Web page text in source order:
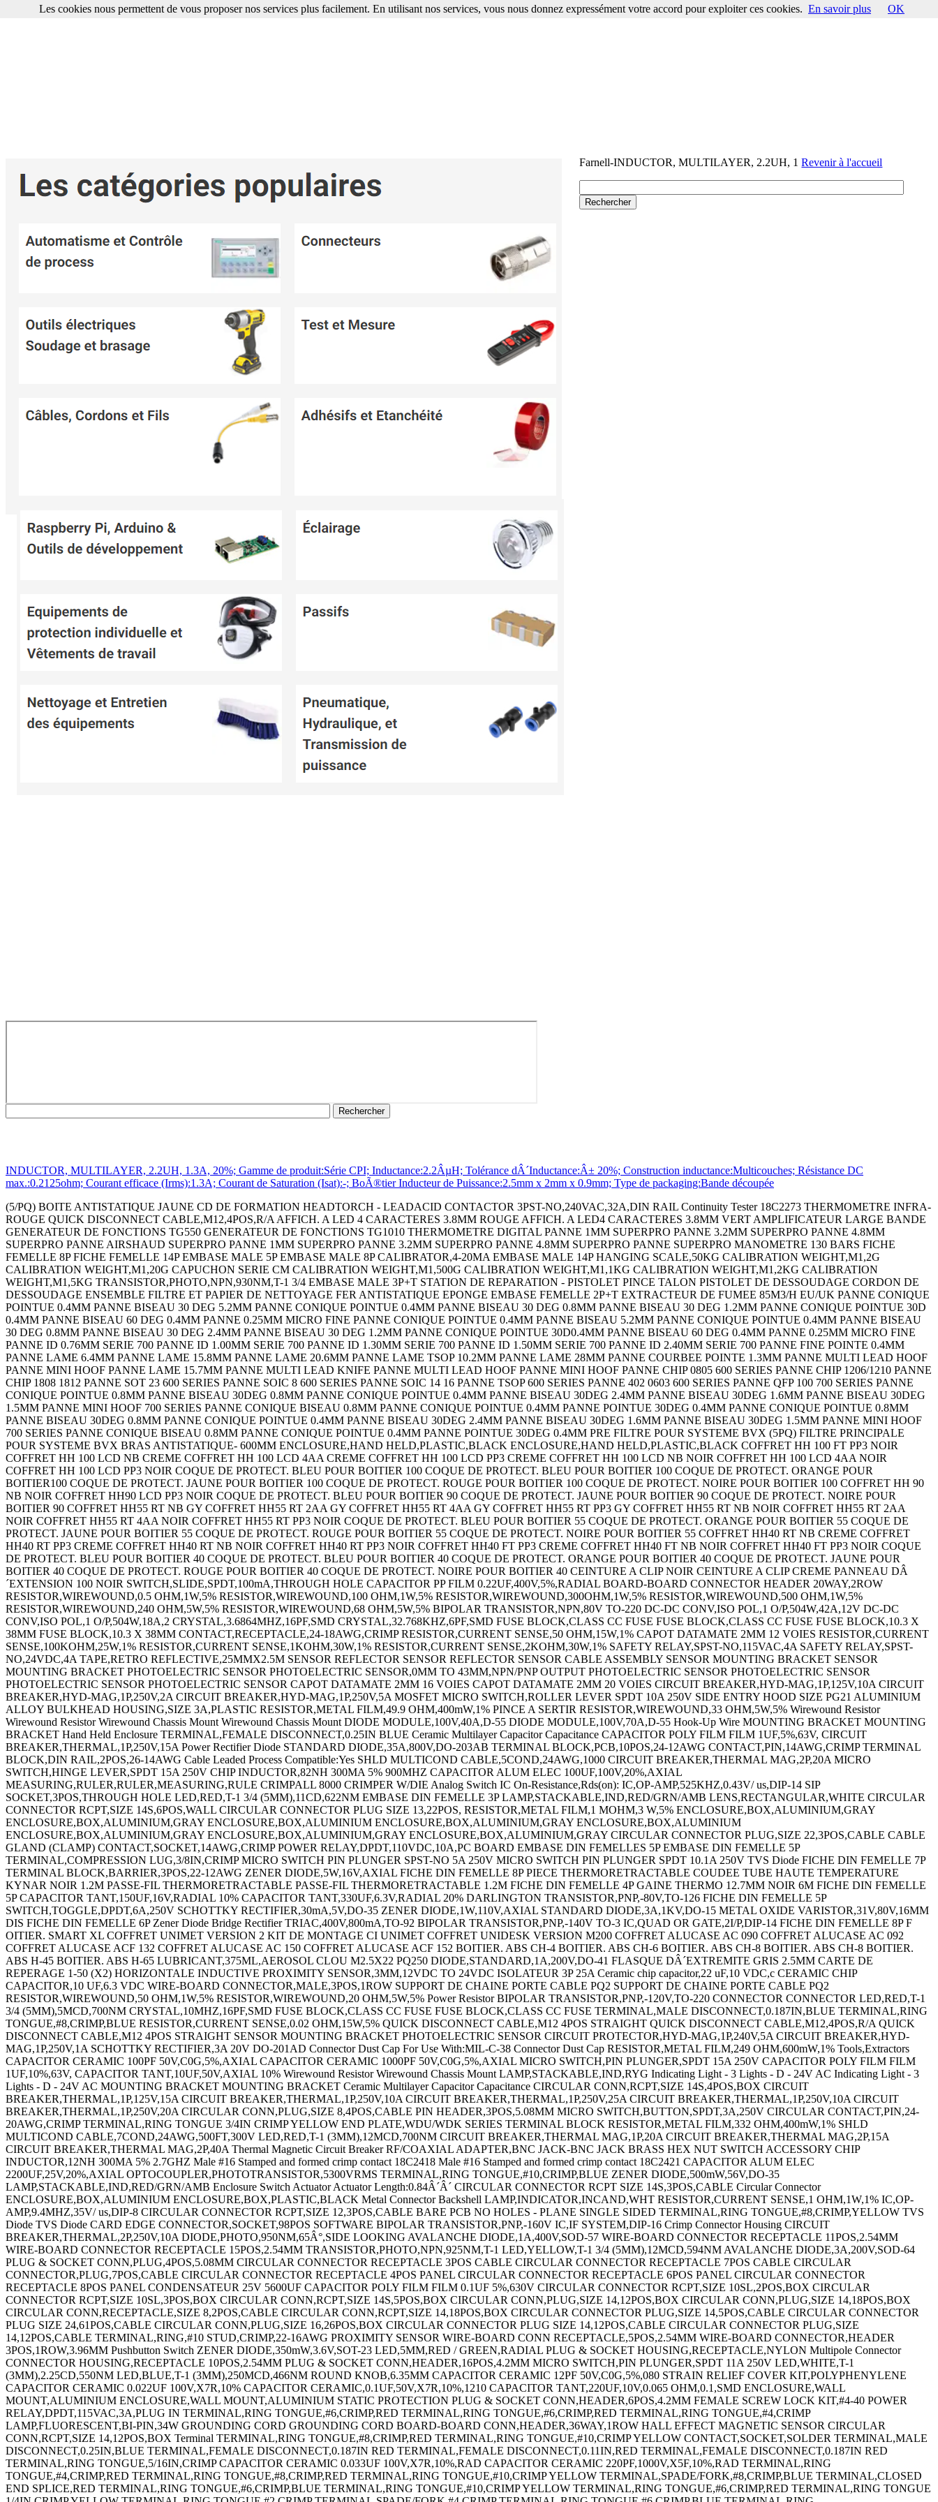
Farnell-INDUCTOR, MULTILAYER, 2.2UH, 1Revenir à l'accueil
INDUCTOR, MULTILAYER, 2.2UH, 1.3A, 20%; Gamme de produit:Série CPI; Inductance:2.2ÂµH; Tolérance dÂ´Inductance:Â± 20%; Construction inductance:Multicouches; Résistance DC
max.:0.2125ohm; Courant efficace (Irms):1.3A; Courant de Saturation (Isat):-; BoÃ®tier Inducteur de Puissance:2.5mm x 2mm x 0.9mm; Type de packaging:Bande découpée
(5/PQ) BOITE ANTISTATIQUE JAUNE CD DE FORMATION HEADTORCH - LEADACID CONTACTOR 3PST-NO,240VAC,32A,DIN RAIL Continuity Tester 18C2273 THERMOMETRE INFRA-
ROUGE QUICK DISCONNECT CABLE,M12,4POS,R/A AFFICH. A LED 4 CARACTERES 3.8MM ROUGE AFFICH. A LED4 CARACTERES 3.8MM VERT AMPLIFICATEUR LARGE BANDE
GENERATEUR DE FONCTIONS TG550 GENERATEUR DE FONCTIONS TG1010 THERMOMETRE DIGITAL PANNE 1MM SUPERPRO PANNE 3.2MM SUPERPRO PANNE 4.8MM
SUPERPRO PANNE AIRSHAUD SUPERPRO PANNE 1MM SUPERPRO PANNE 3.2MM SUPERPRO PANNE 4.8MM SUPERPRO PANNE SUPERPRO MANOMETRE 130 BARS FICHE
FEMELLE 8P FICHE FEMELLE 14P EMBASE MALE 5P EMBASE MALE 8P CALIBRATOR,4-20MA EMBASE MALE 14P HANGING SCALE,50KG CALIBRATION WEIGHT,M1,2G
CALIBRATION WEIGHT,M1,20G CAPUCHON SERIE CM CALIBRATION WEIGHT,M1,500G CALIBRATION WEIGHT,M1,1KG CALIBRATION WEIGHT,M1,2KG CALIBRATION
WEIGHT,M1,5KG TRANSISTOR,PHOTO,NPN,930NM,T-1 3/4 EMBASE MALE 3P+T STATION DE REPARATION - PISTOLET PINCE TALON PISTOLET DE DESSOUDAGE CORDON DE
DESSOUDAGE ENSEMBLE FILTRE ET PAPIER DE NETTOYAGE FER ANTISTATIQUE EPONGE EMBASE FEMELLE 2P+T EXTRACTEUR DE FUMEE 85M3/H EU/UK PANNE CONIQUE
POINTUE 0.4MM PANNE BISEAU 30 DEG 5.2MM PANNE CONIQUE POINTUE 0.4MM PANNE BISEAU 30 DEG 0.8MM PANNE BISEAU 30 DEG 1.2MM PANNE CONIQUE POINTUE 30D
0.4MM PANNE BISEAU 60 DEG 0.4MM PANNE 0.25MM MICRO FINE PANNE CONIQUE POINTUE 0.4MM PANNE BISEAU 5.2MM PANNE CONIQUE POINTUE 0.4MM PANNE BISEAU
30 DEG 0.8MM PANNE BISEAU 30 DEG 2.4MM PANNE BISEAU 30 DEG 1.2MM PANNE CONIQUE POINTUE 30D0.4MM PANNE BISEAU 60 DEG 0.4MM PANNE 0.25MM MICRO FINE
PANNE ID 0.76MM SERIE 700 PANNE ID 1.00MM SERIE 700 PANNE ID 1.30MM SERIE 700 PANNE ID 1.50MM SERIE 700 PANNE ID 2.40MM SERIE 700 PANNE FINE POINTE 0.4MM
PANNE LAME 6.4MM PANNE LAME 15.8MM PANNE LAME 20.6MM PANNE LAME TSOP 10.2MM PANNE LAME 28MM PANNE COURBEE POINTE 1.3MM PANNE MULTI LEAD HOOF
PANNE MINI HOOF PANNE LAME 15.7MM PANNE MULTI LEAD KNIFE PANNE MULTI LEAD HOOF PANNE MINI HOOF PANNE CHIP 0805 600 SERIES PANNE CHIP 1206/1210 PANNE
CHIP 1808 1812 PANNE SOT 23 600 SERIES PANNE SOIC 8 600 SERIES PANNE SOIC 14 16 PANNE TSOP 600 SERIES PANNE 402 0603 600 SERIES PANNE QFP 100 700 SERIES PANNE
CONIQUE POINTUE 0.8MM PANNE BISEAU 30DEG 0.8MM PANNE CONIQUE POINTUE 0.4MM PANNE BISEAU 30DEG 2.4MM PANNE BISEAU 30DEG 1.6MM PANNE BISEAU 30DEG
1.5MM PANNE MINI HOOF 700 SERIES PANNE CONIQUE BISEAU 0.8MM PANNE CONIQUE POINTUE 0.4MM PANNE POINTUE 30DEG 0.4MM PANNE CONIQUE POINTUE 0.8MM
PANNE BISEAU 30DEG 0.8MM PANNE CONIQUE POINTUE 0.4MM PANNE BISEAU 30DEG 2.4MM PANNE BISEAU 30DEG 1.6MM PANNE BISEAU 30DEG 1.5MM PANNE MINI HOOF
700 SERIES PANNE CONIQUE BISEAU 0.8MM PANNE CONIQUE POINTUE 0.4MM PANNE POINTUE 30DEG 0.4MM PRE FILTRE POUR SYSTEME BVX (5PQ) FILTRE PRINCIPALE
POUR SYSTEME BVX BRAS ANTISTATIQUE- 600MM ENCLOSURE,HAND HELD,PLASTIC,BLACK ENCLOSURE,HAND HELD,PLASTIC,BLACK COFFRET HH 100 FT PP3 NOIR
COFFRET HH 100 LCD NB CREME COFFRET HH 100 LCD 4AA CREME COFFRET HH 100 LCD PP3 CREME COFFRET HH 100 LCD NB NOIR COFFRET HH 100 LCD 4AA NOIR
COFFRET HH 100 LCD PP3 NOIR COQUE DE PROTECT. BLEU POUR BOITIER 100 COQUE DE PROTECT. BLEU POUR BOITIER 100 COQUE DE PROTECT. ORANGE POUR
BOITIER100 COQUE DE PROTECT. JAUNE POUR BOITIER 100 COQUE DE PROTECT. ROUGE POUR BOITIER 100 COQUE DE PROTECT. NOIRE POUR BOITIER 100 COFFRET HH 90
NB NOIR COFFRET HH90 LCD PP3 NOIR COQUE DE PROTECT. BLEU POUR BOITIER 90 COQUE DE PROTECT. JAUNE POUR BOITIER 90 COQUE DE PROTECT. NOIRE POUR
BOITIER 90 COFFRET HH55 RT NB GY COFFRET HH55 RT 2AA GY COFFRET HH55 RT 4AA GY COFFRET HH55 RT PP3 GY COFFRET HH55 RT NB NOIR COFFRET HH55 RT 2AA
NOIR COFFRET HH55 RT 4AA NOIR COFFRET HH55 RT PP3 NOIR COQUE DE PROTECT. BLEU POUR BOITIER 55 COQUE DE PROTECT. ORANGE POUR BOITIER 55 COQUE DE
PROTECT. JAUNE POUR BOITIER 55 COQUE DE PROTECT. ROUGE POUR BOITIER 55 COQUE DE PROTECT. NOIRE POUR BOITIER 55 COFFRET HH40 RT NB CREME COFFRET
HH40 RT PP3 CREME COFFRET HH40 RT NB NOIR COFFRET HH40 RT PP3 NOIR COFFRET HH40 FT PP3 CREME COFFRET HH40 FT NB NOIR COFFRET HH40 FT PP3 NOIR COQUE
DE PROTECT. BLEU POUR BOITIER 40 COQUE DE PROTECT. BLEU POUR BOITIER 40 COQUE DE PROTECT. ORANGE POUR BOITIER 40 COQUE DE PROTECT. JAUNE POUR
BOITIER 40 COQUE DE PROTECT. ROUGE POUR BOITIER 40 COQUE DE PROTECT. NOIRE POUR BOITIER 40 CEINTURE A CLIP NOIR CEINTURE A CLIP CREME PANNEAU DÂ
´EXTENSION 100 NOIR SWITCH,SLIDE,SPDT,100mA,THROUGH HOLE CAPACITOR PP FILM 0.22UF,400V,5%,RADIAL BOARD-BOARD CONNECTOR HEADER 20WAY,2ROW
RESISTOR,WIREWOUND,0.5 OHM,1W,5% RESISTOR,WIREWOUND,100 OHM,1W,5% RESISTOR,WIREWOUND,300OHM,1W,5% RESISTOR,WIREWOUND,500 OHM,1W,5%
RESISTOR,WIREWOUND,240 OHM,5W,5% RESISTOR,WIREWOUND,68 OHM,5W,5% BIPOLAR TRANSISTOR,NPN,80V TO-220 DC-DC CONV,ISO POL,1 O/P,504W,42A,12V DC-DC
CONV,ISO POL,1 O/P,504W,18A,2 CRYSTAL,3.6864MHZ,16PF,SMD CRYSTAL,32.768KHZ,6PF,SMD FUSE BLOCK,CLASS CC FUSE FUSE BLOCK,CLASS CC FUSE FUSE BLOCK,10.3 X
38MM FUSE BLOCK,10.3 X 38MM CONTACT,RECEPTACLE,24-18AWG,CRIMP RESISTOR,CURRENT SENSE,50 OHM,15W,1% CAPOT DATAMATE 2MM 12 VOIES RESISTOR,CURRENT
SENSE,100KOHM,25W,1% RESISTOR,CURRENT SENSE,1KOHM,30W,1% RESISTOR,CURRENT SENSE,2KOHM,30W,1% SAFETY RELAY,SPST-NO,115VAC,4A SAFETY RELAY,SPST-
NO,24VDC,4A TAPE,RETRO REFLECTIVE,25MMX2.5M SENSOR REFLECTOR SENSOR REFLECTOR SENSOR CABLE ASSEMBLY SENSOR MOUNTING BRACKET SENSOR
MOUNTING BRACKET PHOTOELECTRIC SENSOR PHOTOELECTRIC SENSOR,0MM TO 43MM,NPN/PNP OUTPUT PHOTOELECTRIC SENSOR PHOTOELECTRIC SENSOR
PHOTOELECTRIC SENSOR PHOTOELECTRIC SENSOR CAPOT DATAMATE 2MM 16 VOIES CAPOT DATAMATE 2MM 20 VOIES CIRCUIT BREAKER,HYD-MAG,1P,125V,10A CIRCUIT
BREAKER,HYD-MAG,1P,250V,2A CIRCUIT BREAKER,HYD-MAG,1P,250V,5A MOSFET MICRO SWITCH,ROLLER LEVER SPDT 10A 250V SIDE ENTRY HOOD SIZE PG21 ALUMINIUM
ALLOY BULKHEAD HOUSING,SIZE 3A,PLASTIC RESISTOR,METAL FILM,49.9 OHM,400mW,1% PINCE A SERTIR RESISTOR,WIREWOUND,33 OHM,5W,5% Wirewound Resistor
Wirewound Resistor Wirewound Chassis Mount Wirewound Chassis Mount DIODE MODULE,100V,40A,D-55 DIODE MODULE,100V,70A,D-55 Hook-Up Wire MOUNTING BRACKET MOUNTING
BRACKET Hand Held Enclosure TERMINAL,FEMALE DISCONNECT,0.25IN BLUE Ceramic Multilayer Capacitor Capacitance CAPACITOR POLY FILM FILM 1UF,5%,63V, CIRCUIT
BREAKER,THERMAL,1P,250V,15A Power Rectifier Diode STANDARD DIODE,35A,800V,DO-203AB TERMINAL BLOCK,PCB,10POS,24-12AWG CONTACT,PIN,14AWG,CRIMP TERMINAL
BLOCK,DIN RAIL,2POS,26-14AWG Cable Leaded Process Compatible:Yes SHLD MULTICOND CABLE,5COND,24AWG,1000 CIRCUIT BREAKER,THERMAL MAG,2P,20A MICRO
SWITCH,HINGE LEVER,SPDT 15A 250V CHIP INDUCTOR,82NH 300MA 5% 900MHZ CAPACITOR ALUM ELEC 100UF,100V,20%,AXIAL
MEASURING,RULER,RULER,MEASURING,RULE CRIMPALL 8000 CRIMPER W/DIE Analog Switch IC On-Resistance,Rds(on): IC,OP-AMP,525KHZ,0.43V/ us,DIP-14 SIP
SOCKET,3POS,THROUGH HOLE LED,RED,T-1 3/4 (5MM),11CD,622NM EMBASE DIN FEMELLE 3P LAMP,STACKABLE,IND,RED/GRN/AMB LENS,RECTANGULAR,WHITE CIRCULAR
CONNECTOR RCPT,SIZE 14S,6POS,WALL CIRCULAR CONNECTOR PLUG SIZE 13,22POS, RESISTOR,METAL FILM,1 MOHM,3 W,5% ENCLOSURE,BOX,ALUMINIUM,GRAY
ENCLOSURE,BOX,ALUMINIUM,GRAY ENCLOSURE,BOX,ALUMINIUM ENCLOSURE,BOX,ALUMINIUM,GRAY ENCLOSURE,BOX,ALUMINIUM
ENCLOSURE,BOX,ALUMINIUM,GRAY ENCLOSURE,BOX,ALUMINIUM,GRAY ENCLOSURE,BOX,ALUMINIUM,GRAY CIRCULAR CONNECTOR PLUG,SIZE 22,3POS,CABLE CABLE
GLAND (CLAMP) CONTACT,SOCKET,14AWG,CRIMP POWER RELAY,DPDT,110VDC,10A,PC BOARD EMBASE DIN FEMELLES 5P EMBASE DIN FEMELLE 5P
TERMINAL,COMPRESSION LUG,3/8IN,CRIMP MICRO SWITCH PIN PLUNGER SPST-NO 5A 250V MICRO SWITCH PIN PLUNGER SPDT 10.1A 250V TVS Diode FICHE DIN FEMELLE 7P
TERMINAL BLOCK,BARRIER,3POS,22-12AWG ZENER DIODE,5W,16V,AXIAL FICHE DIN FEMELLE 8P PIECE THERMORETRACTABLE COUDEE TUBE HAUTE TEMPERATURE
KYNAR NOIR 1.2M PASSE-FIL THERMORETRACTABLE PASSE-FIL THERMORETRACTABLE 1.2M FICHE DIN FEMELLE 4P GAINE THERMO 12.7MM NOIR 6M FICHE DIN FEMELLE
5P CAPACITOR TANT,150UF,16V,RADIAL 10% CAPACITOR TANT,330UF,6.3V,RADIAL 20% DARLINGTON TRANSISTOR,PNP,-80V,TO-126 FICHE DIN FEMELLE 5P
SWITCH,TOGGLE,DPDT,6A,250V SCHOTTKY RECTIFIER,30mA,5V,DO-35 ZENER DIODE,1W,110V,AXIAL STANDARD DIODE,3A,1KV,DO-15 METAL OXIDE VARISTOR,31V,80V,16MM
DIS FICHE DIN FEMELLE 6P Zener Diode Bridge Rectifier TRIAC,400V,800mA,TO-92 BIPOLAR TRANSISTOR,PNP,-140V TO-3 IC,QUAD OR GATE,2I/P,DIP-14 FICHE DIN FEMELLE 8P F
OITIER. SMART XL COFFRET UNIMET VERSION 2 KIT DE MONTAGE CI UNIMET COFFRET UNIDESK VERSION M200 COFFRET ALUCASE AC 090 COFFRET ALUCASE AC 092
COFFRET ALUCASE ACF 132 COFFRET ALUCASE AC 150 COFFRET ALUCASE ACF 152 BOITIER. ABS CH-4 BOITIER. ABS CH-6 BOITIER. ABS CH-8 BOITIER. ABS CH-8 BOITIER.
ABS H-45 BOITIER. ABS H-65 LUBRICANT,375ML,AEROSOL CLOU M2.5X22 PQ250 DIODE,STANDARD,1A,200V,DO-41 FLASQUE DÂ´EXTREMITE GRIS 2.5MM CARTE DE
REPERAGE 1-50 (X2) HORIZONTALE INDUCTIVE PROXIMITY SENSOR,3MM,12VDC TO 24VDC ISOLATEUR 3P 25A Ceramic chip capacitor,22 uF,10 VDC,c CERAMIC CHIP
CAPACITOR,10 UF,6.3 VDC WIRE-BOARD CONNECTOR,MALE,3POS,1ROW SUPPORT DE CHAINE PORTE CABLE PQ2 SUPPORT DE CHAINE PORTE CABLE PQ2
RESISTOR,WIREWOUND,50 OHM,1W,5% RESISTOR,WIREWOUND,20 OHM,5W,5% Power Resistor BIPOLAR TRANSISTOR,PNP,-120V,TO-220 CONNECTOR CONNECTOR LED,RED,T-1
3/4 (5MM),5MCD,700NM CRYSTAL,10MHZ,16PF,SMD FUSE BLOCK,CLASS CC FUSE FUSE BLOCK,CLASS CC FUSE TERMINAL,MALE DISCONNECT,0.187IN,BLUE TERMINAL,RING
TONGUE,#8,CRIMP,BLUE RESISTOR,CURRENT SENSE,0.02 OHM,15W,5% QUICK DISCONNECT CABLE,M12 4POS STRAIGHT QUICK DISCONNECT CABLE,M12,4POS,R/A QUICK
DISCONNECT CABLE,M12 4POS STRAIGHT SENSOR MOUNTING BRACKET PHOTOELECTRIC SENSOR CIRCUIT PROTECTOR,HYD-MAG,1P,240V,5A CIRCUIT BREAKER,HYD-
MAG,1P,250V,1A SCHOTTKY RECTIFIER,3A 20V DO-201AD Connector Dust Cap For Use With:MIL-C-38 Connector Dust Cap RESISTOR,METAL FILM,249 OHM,600mW,1% Tools,Extractors CAPACITOR CERAMIC 100PF 50V,C0G,5%,AXIAL CAPACITOR CERAMIC 1000PF 50V,C0G,5%,AXIAL MICRO SWITCH,PIN PLUNGER,SPDT 15A 250V CAPACITOR POLY FILM FILM 1UF,10%,63V, CAPACITOR TANT,10UF,50V,AXIAL 10% Wirewound Resistor Wirewound Chassis Mount LAMP,STACKABLE,IND,RYG Indicating Light - 3 Lights - D - 24V AC Indicating Light - 3 Lights - D - 24V AC MOUNTING BRACKET MOUNTING BRACKET Ceramic Multilayer Capacitor Capacitance CIRCULAR CONN,RCPT,SIZE 14S,4POS,BOX CIRCUIT BREAKER,THERMAL,1P,125V,15A CIRCUIT BREAKER,THERMAL,1P,250V,10A CIRCUIT BREAKER,THERMAL,1P,250V,25A CIRCUIT BREAKER,THERMAL,1P,250V,10A CIRCUIT BREAKER,THERMAL,1P,250V,20A CIRCULAR CONN,PLUG,SIZE 8,4POS,CABLE PIN HEADER,3POS,5.08MM MICRO SWITCH,BUTTON,SPDT,3A,250V CIRCULAR CONTACT,PIN,24-20AWG,CRIMP TERMINAL,RING TONGUE 3/4IN CRIMP YELLOW END PLATE,WDU/WDK SERIES TERMINAL BLOCK RESISTOR,METAL FILM,332 OHM,400mW,1% SHLD MULTICOND CABLE,7COND,24AWG,500FT,300V LED,RED,T-1 (3MM),12MCD,700NM CIRCUIT BREAKER,THERMAL MAG,1P,20A CIRCUIT BREAKER,THERMAL MAG,2P,15A CIRCUIT BREAKER,THERMAL MAG,2P,40A Thermal Magnetic Circuit Breaker RF/COAXIAL ADAPTER,BNC JACK-BNC JACK BRASS HEX NUT SWITCH ACCESSORY CHIP INDUCTOR,12NH 300MA 5% 2.7GHZ Male #16 Stamped and formed crimp contact 18C2418 Male #16 Stamped and formed crimp contact 18C2421 CAPACITOR ALUM ELEC 2200UF,25V,20%,AXIAL OPTOCOUPLER,PHOTOTRANSISTOR,5300VRMS TERMINAL,RING TONGUE,#10,CRIMP,BLUE ZENER DIODE,500mW,56V,DO-35 LAMP,STACKABLE,IND,RED/GRN/AMB Enclosure Switch Actuator Actuator Length:0.84Â´Â´ CIRCULAR CONNECTOR RCPT SIZE 14S,3POS,CABLE Circular Connector ENCLOSURE,BOX,ALUMINIUM ENCLOSURE,BOX,PLASTIC,BLACK Metal Connector Backshell LAMP,INDICATOR,INCAND,WHT RESISTOR,CURRENT SENSE,1 OHM,1W,1% IC,OP-AMP,9.4MHZ,35V/ us,DIP-8 CIRCULAR CONNECTOR RCPT,SIZE 12,3POS,CABLE BARE PCB NO HOLES - PLANE SINGLE SIDED TERMINAL,RING TONGUE,#8,CRIMP,YELLOW TVS Diode TVS Diode CARD EDGE CONNECTOR,SOCKET,98POS SOFTWARE BIPOLAR TRANSISTOR,PNP,-160V IC,IF SYSTEM,DIP-16 Crimp Connector Housing CIRCUIT BREAKER,THERMAL,2P,250V,10A DIODE,PHOTO,950NM,65Â°,SIDE LOOKING AVALANCHE DIODE,1A,400V,SOD-57 WIRE-BOARD CONNECTOR RECEPTACLE 11POS,2.54MM WIRE-BOARD CONNECTOR RECEPTACLE 15POS,2.54MM TRANSISTOR,PHOTO,NPN,925NM,T-1 LED,YELLOW,T-1 3/4 (5MM),12MCD,594NM AVALANCHE DIODE,3A,200V,SOD-64 PLUG & SOCKET CONN,PLUG,4POS,5.08MM CIRCULAR CONNECTOR RECEPTACLE 3POS CABLE CIRCULAR CONNECTOR RECEPTACLE 7POS CABLE CIRCULAR CONNECTOR,PLUG,7POS,CABLE CIRCULAR CONNECTOR RECEPTACLE 4POS PANEL CIRCULAR CONNECTOR RECEPTACLE 6POS PANEL CIRCULAR CONNECTOR RECEPTACLE 8POS PANEL CONDENSATEUR 25V 5600UF CAPACITOR POLY FILM FILM 0.1UF 5%,630V CIRCULAR CONNECTOR RCPT,SIZE 10SL,2POS,BOX CIRCULAR CONNECTOR RCPT,SIZE 10SL,3POS,BOX CIRCULAR CONN,RCPT,SIZE 14S,5POS,BOX CIRCULAR CONN,PLUG,SIZE 14,12POS,BOX CIRCULAR CONN,PLUG,SIZE 14,18POS,BOX CIRCULAR CONN,RECEPTACLE,SIZE 8,2POS,CABLE CIRCULAR CONN,RCPT,SIZE 14,18POS,BOX CIRCULAR CONNECTOR PLUG,SIZE 14,5POS,CABLE CIRCULAR CONNECTOR PLUG SIZE 24,61POS,CABLE CIRCULAR CONN,PLUG,SIZE 16,26POS,BOX CIRCULAR CONNECTOR PLUG SIZE 14,12POS,CABLE CIRCULAR CONNECTOR PLUG,SIZE 14,12POS,CABLE TERMINAL,RING,#10 STUD,CRIMP,22-16AWG PROXIMITY SENSOR WIRE-BOARD CONN RECEPTACLE,5POS,2.54MM WIRE-BOARD CONNECTOR,HEADER 3POS,1ROW,3.96MM Pushbutton Switch ZENER DIODE,350mW,3.6V,SOT-23 LED,5MM,RED / GREEN,RADIAL PLUG & SOCKET HOUSING,RECEPTACLE,NYLON Multipole Connector CONNECTOR HOUSING,RECEPTACLE 10POS,2.54MM PLUG & SOCKET CONN,HEADER,16POS,4.2MM MICRO SWITCH,PIN PLUNGER,SPDT 11A 250V LED,WHITE,T-1 (3MM),2.25CD,550NM LED,BLUE,T-1 (3MM),250MCD,466NM ROUND KNOB,6.35MM CAPACITOR CERAMIC 12PF 50V,C0G,5%,080 STRAIN RELIEF COVER KIT,POLYPHENYLENE CAPACITOR CERAMIC 0.022UF 100V,X7R,10% CAPACITOR CERAMIC,0.1UF,50V,X7R,10%,1210 CAPACITOR TANT,220UF,10V,0.065 OHM,0.1,SMD ENCLOSURE,WALL MOUNT,ALUMINIUM ENCLOSURE,WALL MOUNT,ALUMINIUM STATIC PROTECTION PLUG & SOCKET CONN,HEADER,6POS,4.2MM FEMALE SCREW LOCK KIT,#4-40 POWER RELAY,DPDT,115VAC,3A,PLUG IN TERMINAL,RING TONGUE,#6,CRIMP,RED TERMINAL,RING TONGUE,#6,CRIMP,RED TERMINAL,RING TONGUE,#4,CRIMP LAMP,FLUORESCENT,BI-PIN,34W GROUNDING CORD GROUNDING CORD BOARD-BOARD CONN,HEADER,36WAY,1ROW HALL EFFECT MAGNETIC SENSOR CIRCULAR CONN,RCPT,SIZE 14,12POS,BOX Terminal TERMINAL,RING TONGUE,#8,CRIMP,RED TERMINAL,RING TONGUE,#10,CRIMP YELLOW CONTACT,SOCKET,SOLDER TERMINAL,MALE DISCONNECT,0.25IN,BLUE TERMINAL,FEMALE DISCONNECT,0.187IN RED TERMINAL,FEMALE DISCONNECT,0.11IN,RED TERMINAL,FEMALE DISCONNECT,0.187IN RED TERMINAL,RING TONGUE,5/16IN,CRIMP CAPACITOR CERAMIC 0.033UF 100V,X7R,10%,RAD CAPACITOR CERAMIC 220PF,1000V,X5F,10%,RAD TERMINAL,RING TONGUE,#4,CRIMP,RED TERMINAL,RING TONGUE,#8,CRIMP,RED TERMINAL,RING TONGUE,#10,CRIMP YELLOW TERMINAL,SPADE/FORK,#8,CRIMP,BLUE TERMINAL,CLOSED END SPLICE,RED TERMINAL,RING TONGUE,#6,CRIMP,BLUE TERMINAL,RING TONGUE,#10,CRIMP YELLOW TERMINAL,RING TONGUE,#6,CRIMP,RED TERMINAL,RING TONGUE 1/4IN CRIMP YELLOW TERMINAL,RING TONGUE,#2,CRIMP TERMINAL,SPADE/FORK,#4,CRIMP TERMINAL,RING TONGUE,#6,CRIMP,BLUE TERMINAL,RING TONGUE,#6,CRIMP,RED SWITCH,ROCKER,DPST,10A,250V,ORANGE CONTACT,SOCKET,30-26AWG,CRIMP CIRCULAR CONNECTOR,PLUG,7POS,CABLE RESISTOR,METAL FILM,3.32KOHM,600mW,1% RESISTOR,METAL FILM,51.1 OHM,600mW,1% RESISTOR,METAL FILM,75KOHM,600mW,1% RESISTOR,METAL FILM,7.5KOHM,600mW,1% Analog/Digital Converter IC Number of Bi IC,OP-AMP,2MHZ,15V/Âµs,SOIC-8 IC,AUDIO PWR AMP,CLASS AB 700mW MSOP-8 ENCLOSURE,WALL MOUNT POLYCARBONATE GRAY N CHANNEL MOSFET,400V,3A TO-205AF ENCLOSURES,ACCESSORIES TERMINAL,FEMALE DISCONNECT,0.187IN BLUE TACHOMETER CIRCULAR CONNECTOR PLUG SIZE 11,13POS,CABLE SWITCH,ROCKER,DPST,10A,250V,BLACK IR EMITTER,940NM,T-1 3/4,THROUGH HOLE TERMINAL BLOCK JUMPER,10WAY RESISTOR,METAL FILM,9.09KOHM,250mW,1% STRAIGHT KEY POWER RELAY,4PDT,24VDC,6A,PLUG IN KEYCAP ENCLOSURE MULTIPURPOSE POLYCARBONATE RED MICRO SW,SPRING PLUNGER,SPDT,25A 250V WIRE-BOARD CONNECTOR RECEPTACLE,7POS,2.54MM CONTACT,PIN,30-26AWG,CRIMP CIRCULAR CONTACT,PIN,18-14AWG,CRIMP CIRCULAR CONN,RCPT,SIZE 20,17POS,BOX CIRCULAR CONNECTOR PLUG SIZE 14S,5POS,CABLE CIRCULAR CONNECTOR PLUG SIZE 14S,3POS,CABLE CIRCULAR CONNECTOR PLUG,SIZE 16,3POS,CABLE CIRCULAR CONN,RCPT,SIZE 12,10POS,BOX CIRCULAR CONN,RCPT,SIZE 12,3POS,BOX CIRCULAR CONN,PLUG,SIZE 16,8POS,BOX CIRCULAR CONN,RCPT,SIZE 16,8POS,BOX CIRCULAR CONN,RCPT,SIZE 18,32POS,BOX CIRCULAR CONNECTOR PLUG,SIZE 12,3POS,CABLE CIRCULAR CONNECTOR PLUG,SIZE 16,8POS,CABLE CIRCULAR CONNECTOR PLUG,SIZE 16,8POS,CABLE CIRCULAR CONN,RCPT,SIZE 10,6POS,BOX CIRCULAR CONN,RCPT,SIZE 16,26POS,BOX CIRCULAR CONN,RCPT,SIZE 16,26POS,BOX CIRCULAR CONN,RCPT,SIZE 18,32POS,BOX CIRCULAR CONN,RCPT,SIZE 20,41POS,BOX CIRCULAR CONNECTOR,PLUG,12-10P,CABLE CIRCULAR CONNECTOR PLUG,SIZE 12,3POS,CABLE CIRCULAR CONNECTOR PLUG SIZE 16,26POS,CABLE CIRC stor STRAIN RELIEF,14WAY CIRCUIT BREAKER,THERMAL,1P,250V,5A SPXO,10MHZ,SMD CRYSTAL,18.432MHZ,20PF,SMD CRYSTAL,12MHZ,16PF,SMD RF/COAXIAL ADAPTER,N JACK-7/16 DIN PLUG FUSE BLOCK,CLASS CC FUSE FUSE HOLDER Switch Knob Alphanumeric LED Display Panel FERRITE BEAD,0.2OHM,300mA,0805 FERRITE CORE,CYLINDRICAL Thick Film Resistor Series:MP900 RESISTOR,CURRENT SENSE,5KOHM,25W,1% LOOP POWERED METER SAFETY RELAY,2NO,24VDC,6A QUICK DISCONNECT CABLE,M12,4POS,R/A PHOTOELECTRIC SENSOR PHOTOELECTRIC SENSOR SCREENCLENS Photoelectric Sensor KIT DE NETTOYAGE PHOTOELECTRIC SENSOR POWER RELAY,SPDT,12VDC,10A,PC BOARD CHIFFONS DE NETTOYAGE SWITCH,SAFETY INTERLOCK,2NC/1NO,10A SENSOR MOUNTING BRACKET PHOTOELECTRIC SENSOR PHOTOELECTRIC SENSOR PHOTOELECTRIC SENSOR PHOTOELECTRIC SENSOR PHOTOELECTRIC SENSOR PHOTOELECTRIC SENSOR PHOTOELECTRIC SENSOR PHOTOELECTRIC SENSOR PHOTOELECTRIC SENSOR PHOTOELECTRIC SENSOR PHOTOELECTRIC SENSOR PHOTOELECTRIC SENSOR PHOTOELECTRIC SENSOR PHOTOELECTRIC SENSOR PHOTOELECTRIC SENSOR PHOTOELECTRIC SENSOR PHOTOELECTRIC SENSOR PHOTOELECTRIC SENSOR CAPACITANCE:18000PF CAPACITOR PP FILM 0.047UF,400V,5%,RADIAL CAPACITOR CERAMIC 1500PF,50V,X7R,10%,0402 CAPACITOR CERAMIC 47PF 50V,C0G,5%,0402 CAPACITOR CERAMIC,680PF,50V,X7R,10%,0402 CIRCUIT BREAKER,HYD-MAG,1P,125V,10A CIRCUIT BREAKER,HYD-MAG,1P,250V,2A CIRCUIT BREAKER,HYD-MAG,1P,250V,10A SHLD MULTIPR CABLE 10PR 100FT 300V CHR TRIMMER,POTENTIOMETER,5KOHM 12TURN THRU HOLE TRIMMER,POT 10KOHM 22TURN Panel Cermet Potentiometer Resistance Toleranc CIRCUIT BREAKER,HYD-MAG,1P,240V,20A CIRCUIT BREAKER,HYD-MAG,1P,240V,5A UNSHLD SOOW CORD 2COND 12AWG 250FT 600V TRIMMER,POTENTIOMETER,5KOHM 25TURN THRU HOLE TRIMMER,POTENTIOMETER,100KOHM 12TURN THRU HOLE TRIMMER,POTENTIOMETER,100 OHM 12TURN THRU HOLE TRIMMER,POTENTIOMETER,500 OHM 12TURN THRU HOLE POT,COND PLASTIC,5MOHM,20%,2W PLUG DUST CAP Proximity Sensor Proximity Sensor Input LIMIT SWITCH CONNECTEUR BORD DE CARTE 20 VOIES CONNECTEUR DIP 20V CONNECTEUR DIP 34V CONNECTEUR DIP 64V HE10 FEMELLE 14V ST FIBER OPTIC CONNECTOR 62.5/125?M MULTIMODE MODULAR BATTERY CONTACT,2 WAY,3A Lamps,Indicator Leaded Process Compatib TERMINAL,RING TONGUE,1/2IN,CRIMP TERMINAL,RING TONGUE,#10,CRIMP FERRITE CORE,CYLINDRICAL,220 OHM/100MHZ,300MHZ CONDENSATEUR SERIES:101 Hook-Up Wire Number of Conductors:1 ENCLOSURES,ACCESSORIES ENCLOSURE,JUNCTION BOX,STEEL,GRAY HOLE SEAL,STEEL,22MM HOLE SEAL,STAINLESS STEEL,27MM ENCLOSURE,WALL MOUNT,STEEL,GRAY EMBASE SIL 18V STAINLESS STEEL MOUNTING BRACKET KIT EMBASE SIL 8V EMBASE SIL 14V Wirewound Resistor Thick Film Resistor Series:HD Thick Film Resistor Series:HD Wirewound Resistor Series:PV Wirewound Resistor Wirewound Resistor Series:200 CAT5E RJ45 MODULAR JACK,8POS,1 PORT EMBASE MALE SUB-D COUDEE PLAST. 9 V EMBASE FEM. SUB-D COUDEE PLAST. 9 V EMBASE FEM. SUB-D COUDEE PLAST. 25 V DIODE MODULE,600V,70A,D-55 IC,PRECISION COMP,DUAL,1.3 uS,SOIC-8 LAMP,INCANDESCENT,BI PIN,12V TERMINAL,WIDE ROLL EYELET,0.07IN,THD TERMINAL,RING TONGUE,#8,CRIMP NATURAL LAMP,STACKABLE,INDICATOR,RED Indicating Light - 1 Light - D - 24V AC/ Indicating Light - 2 Lights - P - 24V AC LAMP STACKABLE IN
Les cookies nous permettent de vous proposer nos services plus facilement. En utilisant nos services, vous nous donnez expressément votre accord pour exploiter ces cookies. En savoir plus OK